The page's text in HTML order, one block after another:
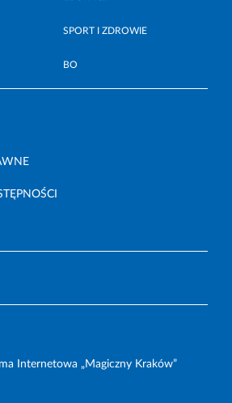
SPORT I ZDROWIE
BO
Internetowa „Magiczny Kraków”